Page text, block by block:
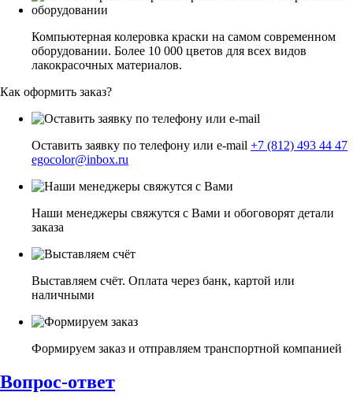
Компьютерная колеровка краски на самом современном
оборудовании. Более 10 000 цветов для всех видов
лакокрасочных материалов.
Как оформить заказ?
Оставить заявку по телефону или e-mail +7 (812) 493 44 47
egocolor@inbox.ru
Наши менеджеры свяжутся с Вами и обоговорят детали
заказа
Выставляем счёт. Оплата через банк, картой или
наличными
Формируем заказ и отправляем транспортной компанией
Вопрос-ответ